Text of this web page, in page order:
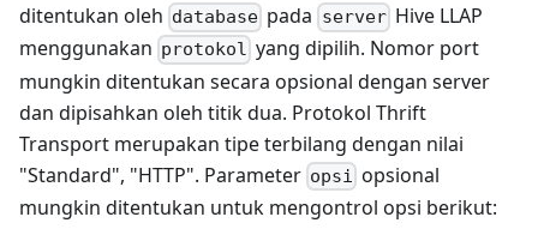
ditentukan oleh database pada serverHive LLAP
menggunakan protokol yang dipilih. Nomor port
mungkin ditentukan secara opsional dengan server
dan dipisahkan oleh titik dua. Protokol Thrift
Transport merupakan tipe terbilang dengan nilai
"Standard", "HTTP". Parameter opsi opsional
mungkin ditentukan untuk mengontrol opsi berikut: